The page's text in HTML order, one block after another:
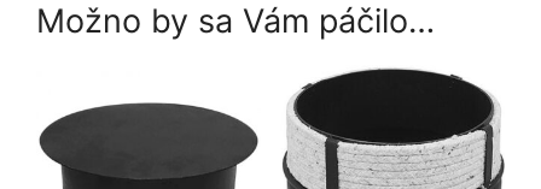
Možno by sa Vám páčilo…